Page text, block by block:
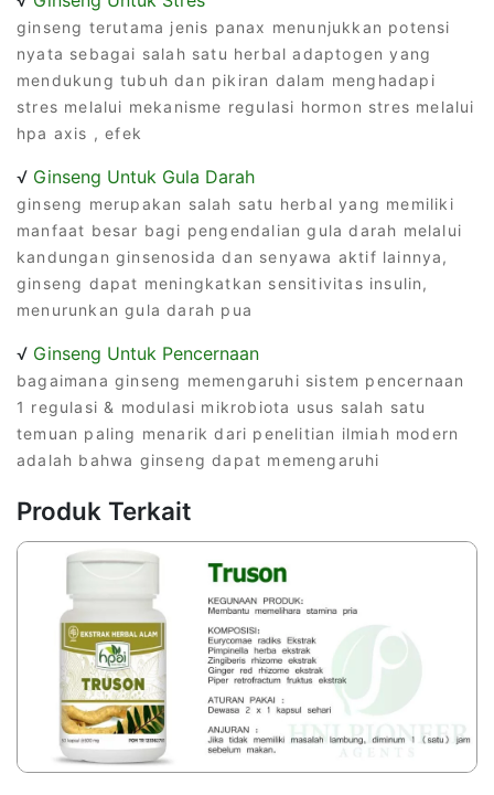
ginseng terutama jenis panax menunjukkan potensi
nyata sebagai salah satu herbal adaptogen yang
mendukung tubuh dan pikiran dalam menghadapi
stres melalui mekanisme regulasi hormon stres melalui
hpa axis , efek
√ Ginseng Untuk Gula Darah
ginseng merupakan salah satu herbal yang memiliki
manfaat besar bagi pengendalian gula darah melalui
kandungan ginsenosida dan senyawa aktif lainnya,
ginseng dapat meningkatkan sensitivitas insulin,
menurunkan gula darah pua
√ Ginseng Untuk Pencernaan
bagaimana ginseng memengaruhi sistem pencernaan
1 regulasi & modulasi mikrobiota usus salah satu
temuan paling menarik dari penelitian ilmiah modern
adalah bahwa ginseng dapat memengaruhi
Produk Terkait